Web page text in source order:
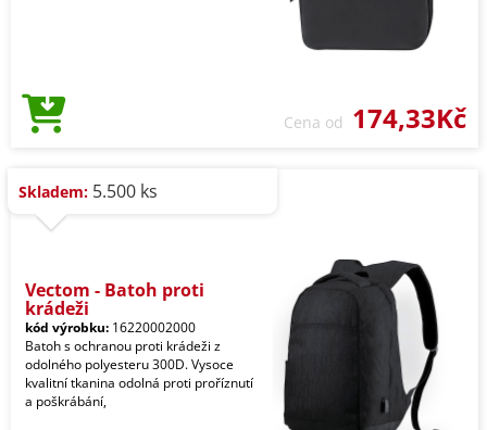
Cena od 174,33Kč
Skladem: 5.500 ks
Vectom - Batoh proti
krádeži
kód výrobku: 16220002000
Batoh s ochranou proti krádeži z
odolného polyesteru 300D. Vysoce
kvalitní tkanina odolná proti proříznutí
a poškrábání,